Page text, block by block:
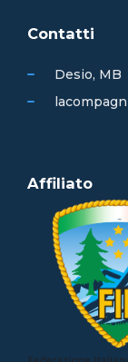
Contatti
Desio, MB
Affiliato